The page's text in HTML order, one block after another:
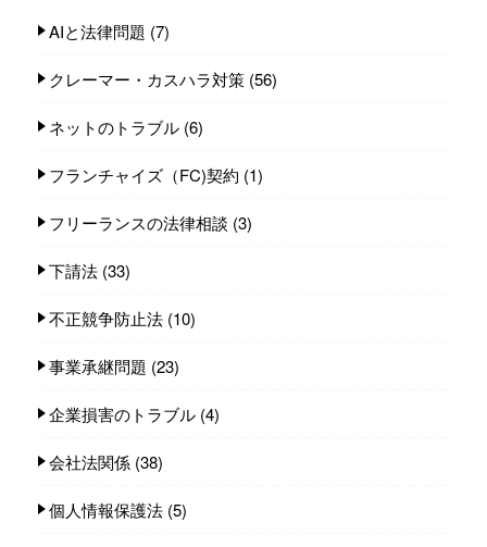
AIと法律問題 (7)
クレーマー・カスハラ対策 (56)
ネットのトラブル (6)
フランチャイズ（FC)契約 (1)
フリーランスの法律相談 (3)
下請法 (33)
不正競争防止法 (10)
事業承継問題 (23)
企業損害のトラブル (4)
会社法関係 (38)
個人情報保護法 (5)